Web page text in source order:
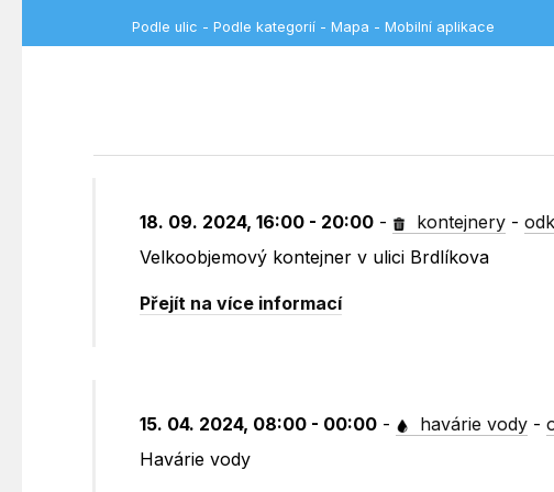
Podle ulic - Podle kategorií - Mapa - Mobilní aplikace
18. 09. 2024, 16:00 - 20:00 - kontejnery -
Velkoobjemový kontejner v ulici Brdlíkova
Přejít na více informací
15. 04. 2024, 08:00 - 00:00 - havárie vody -
Havárie vody